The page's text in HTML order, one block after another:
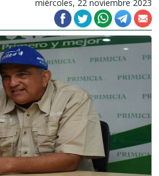
miércoles, 22 noviembre 2023